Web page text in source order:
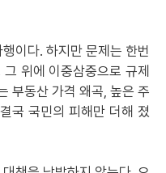
이다. 하지만 문제는 한번
위에 이중삼중으로 규제
부동산 가격 왜곡, 높은 주
국 국민의 피해만 더해 졌